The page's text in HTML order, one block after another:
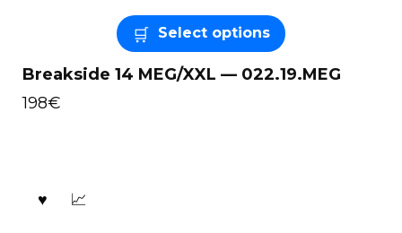
Select options
Breakside 14 MEG/XXL — 022.19.MEG
198€